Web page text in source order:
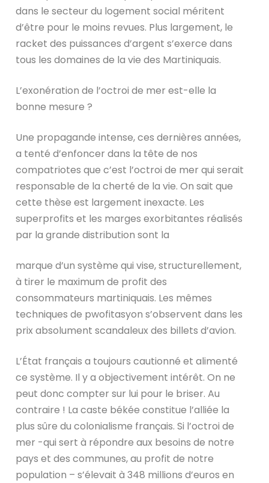
dans le secteur du logement social méritent
d’être pour le moins revues. Plus largement, le
racket des puissances d’argent s’exerce dans
tous les domaines de la vie des Martiniquais.
L’exonération de l’octroi de mer est-elle la
bonne mesure ?
Une propagande intense, ces dernières années,
a tenté d’enfoncer dans la tête de nos
compatriotes que c’est l’octroi de mer qui serait
responsable de la cherté de la vie. On sait que
cette thèse est largement inexacte. Les
superprofits et les marges exorbitantes réalisés
par la grande distribution sont la
marque d’un système qui vise, structurellement,
à tirer le maximum de profit des
consommateurs martiniquais. Les mêmes
techniques de pwofitasyon s’observent dans les
prix absolument scandaleux des billets d’avion.
L’État français a toujours cautionné et alimenté
ce système. Il y a objectivement intérêt. On ne
peut donc compter sur lui pour le briser. Au
contraire ! La caste békée constitue l’alliée la
plus sûre du colonialisme français. Si l’octroi de
mer -qui sert à répondre aux besoins de notre
pays et des communes, au profit de notre
population – s’élevait à 348 millions d’euros en